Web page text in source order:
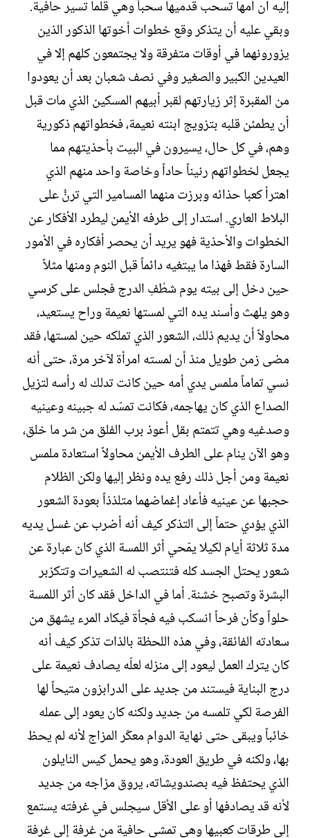
إليه أن أمها تسحب قدميها سحباً وهي قلما تسير حافية.
وبقي عليه أن يتذكر وقع خطوات أخوتها الذكور الذين
يزورونهما في أوقات متفرقة ولا يجتمعون كلهم إلا في
العيدين الكبير والصغير وفي نصف شعبان بعد أن يعودوا
من المقبرة إثر زيارتهم لقبر أبيهم المسكين الذي مات قبل
أن يطمئن قلبه بتزويج ابنته نعيمة، فخطواتهم ذكورية
وهم، في كل حال، يسيرون في البيت بأحذيتهم مما
يجعل لخطواتهم رنيناً حاداً وخاصة واحد منهم الذي
اهترأ كعبا حذائه وبرزت منهما المسامير التي ترنُّ على
البلاط العاري. استدار إلى طرفه الأيمن ليطرد الأفكار عن
الخطوات والأحذية فهو يريد أن يحصر أفكاره في الأمور
السارة فقط فهذا ما يبتغيه دائماً قبل النوم ومنها مثلاً
حين دخل إلى بيته يوم شطْفِ الدرج فجلس على كرسي
وهو يلهث وأسند يده التي لمستها نعيمة وراح يستعيد،
محاولاً أن يديم ذلك، الشعور الذي تملكه حين لمستها، فقد
مضى زمن طويل منذ أن لمسته امرأة لآخر مرة، حتى أنه
نسي تماماً ملمس يدي أمه حين كانت تدلك له رأسه لتزيل
الصداع الذي كان يهاجمه، فكانت تمسّد له جبينه وعينيه
وصدغيه وهي تتمتم بقل أعوذ برب الفلق من شر ما خلق،
وهو الآن ينام على الطرف الأيمن محاولاً استعادة ملمس
نعيمة ومن أجل ذلك رفع يده ونظر إليها ولكن الظلام
حجبها عن عينيه فأعاد إغماضهما متلذذاً بعودة الشعور
الذي يؤدي حتماً إلى التذكر كيف أنه أضرب عن غسل يديه
مدة ثلاثة أيام لكيلا يمّحي أثر اللمسة الذي كان عبارة عن
شعور يحتل الجسد كله فتنتصب له الشعيرات وتتكزبر
البشرة وتصبح خشنة. أما في الداخل فقد كان أثر اللمسة
حلواً وكأن فرحاً انسكب فيه فجأة فيكاد المرء يشهق من
سعادته الفائقة، وفي هذه اللحظة بالذات تذكر كيف أنه
كان يترك العمل ليعود إلى منزله لعلّه يصادف نعيمة على
درج البناية فيستند من جديد على الدرابزون متيحاً لها
الفرصة لكي تلمسه من جديد ولكنه كان يعود إلى عمله
خائباً ويبقى حتى نهاية الدوام معكّر المزاج لأنه لم يحظ
بها، ولكنه في طريق العودة، وهو يحمل كيس النايلون
الذي يحتفظ فيه بصندويشاته، يروق مزاجه من جديد
لأنه قد يصادفها أو على الأقل سيجلس في غرفته يستمع
إلى طرقات كعبيها وهي تمشي حافية من غرفة إلى غرفة